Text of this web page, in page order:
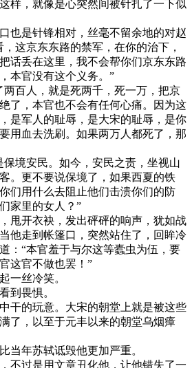
样，就像是心突然间被针扎了一下似
也是针锋相对，丝毫不留余地的对赵
这京东东路的禁军，在你的治下，
话丢在这里，我不会帮你们京东东路
本官没有这个义务。”
两百人，就是死两千，死一万，把京
了，本官也不会有任何心痛。因为这
是军人的耻辱，是大宋的耻辱，是你
用血去洗刷。如果两万人都死了，那
保境安民。如今，安民之责，坐视山
。更不要说保境了，如果西夏的铁
们用什么去阻止他们击溃你们的防
家里的女人？”
甩开衣袂，发出砰砰的响声，犹如战
他走到帐篷口，突然站住了，回眸冷
：“本官羞于与尔这等蠹虫为伍，要
这官不做也罢！”
一丝冷笑。
到畏惧。
干的玩意。大宋的朝堂上就是被这些
了，以至于元丰以来的朝堂乌烟瘴
当年苏轼诋毁他更加严重。
不过是用文章丑化他，让他错失了一